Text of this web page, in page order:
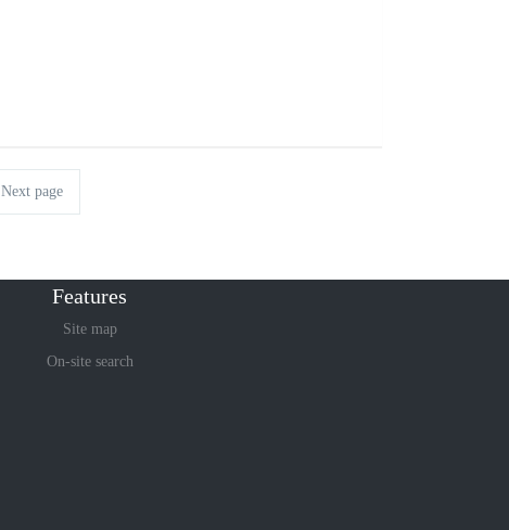
Next page
Features
Site map
On-site search